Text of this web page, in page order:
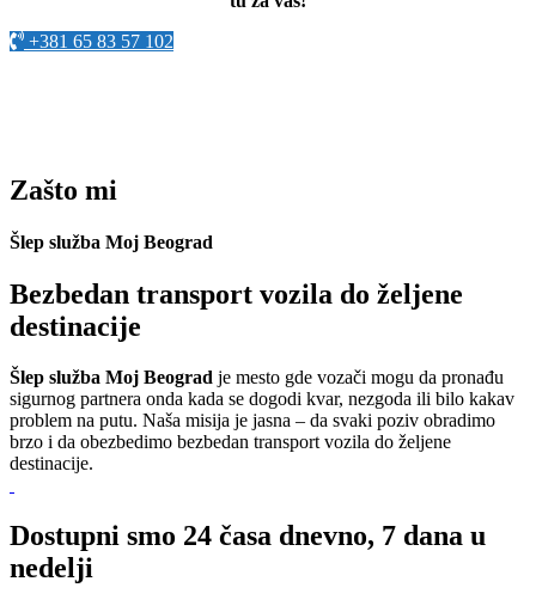
+381 65 83 57 102
Zašto mi
Šlep služba Moj Beograd
Bezbedan transport vozila do željene
destinacije
Šlep služba Moj Beograd je mesto gde vozači mogu da pronađu
sigurnog partnera onda kada se dogodi kvar, nezgoda ili bilo kakav
problem na putu. Naša misija je jasna – da svaki poziv obradimo
brzo i da obezbedimo bezbedan transport vozila do željene
destinacije.
Dostupni smo 24 časa dnevno, 7 dana u
nedelji